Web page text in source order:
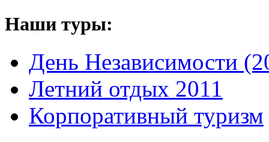
Наши туры:
День Независимости
Летний отдых 2011
Корпоративный туризм